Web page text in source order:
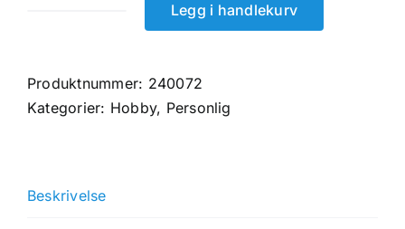
Legg i handlekurv
Produktnummer: 240072
Kategorier: Hobby, Personlig
Beskrivelse